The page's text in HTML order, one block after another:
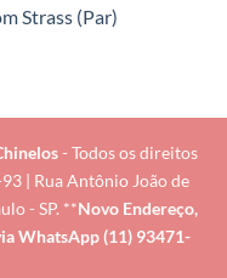
Strass (Par)
- Todos os direitos
| Rua Antônio João de
- SP. **Novo Endereço,
WhatsApp (11) 93471-